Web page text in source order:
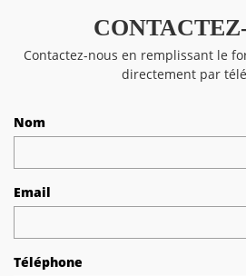
Contactez-nous en remplissant le
directement par
Nom
Email
Téléphone